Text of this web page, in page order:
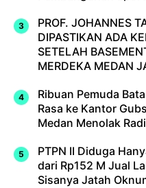
PROF. JOHANNES
DIPASTIKAN ADA
SETELAH
MERDEKA MEDAN
Ribuan Pemuda
Rasa ke Kantor
Medan Menolak
PTPN II Diduga
dari Rp152 M Jual
Sisanya Jatah